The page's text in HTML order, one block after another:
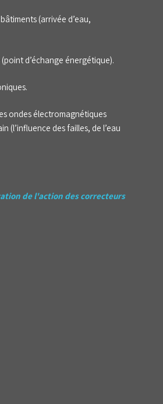
(arrivée d’eau,
d’échange énergétique).
ondes électromagnétiques
(l’influence des failles, de l’eau
de l'action des correcteurs